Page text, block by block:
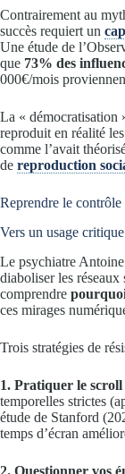
Contrairement au
succès requiert un
Une étude de
que 73% des
000€/mois
La « démocratisation
reproduit en réalité
comme l’avait
de reproduction
Reprendre le
Vers un usage
Le psychiatre
diaboliser les réseaux
comprendre
ces mirages
Trois stratégies de
1. Pratiquer le scroll
temporelles strictes
étude de Stanford
temps d’écran
2. Questionner vos